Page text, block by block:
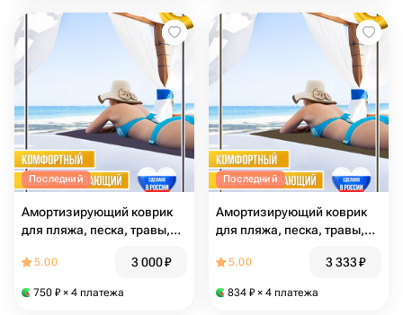
Последний
Амортизирующий коврик
для пляжа, песка, травы,
размер 183 x 60 x 0.45 см
5.00 3 000₽
750 ₽ × 4 платежа
Последний
Амортизирующий коврик
для пляжа, песка, травы,
размер 183 x 60 x 0.45 см
5.00 3 333₽
834 ₽ × 4 платежа